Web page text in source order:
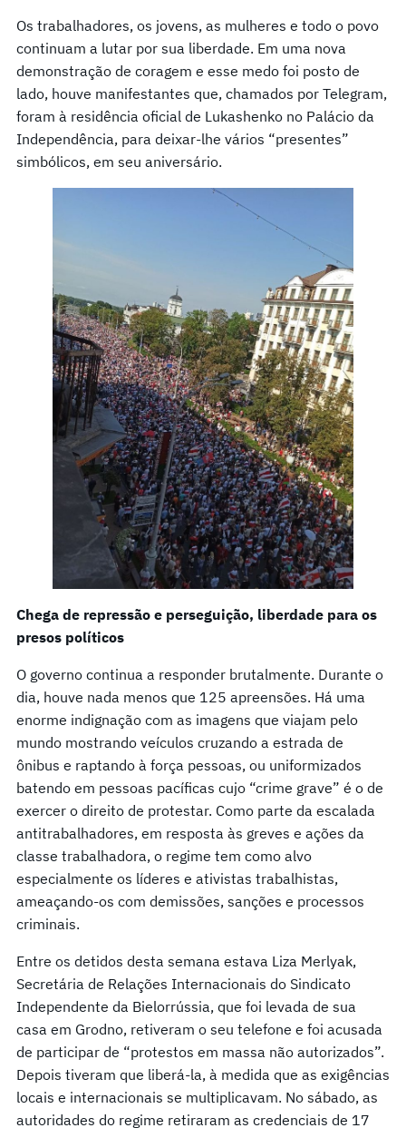
Os trabalhadores, os jovens, as mulheres e todo o povo
continuam a lutar por sua liberdade. Em uma nova
demonstração de coragem e esse medo foi posto de
lado, houve manifestantes que, chamados por Telegram,
foram à residência oficial de Lukashenko no Palácio da
Independência, para deixar-lhe vários “presentes”
simbólicos, em seu aniversário.
Chega de repressão e perseguição, liberdade para os
presos políticos
O governo continua a responder brutalmente. Durante o
dia, houve nada menos que 125 apreensões. Há uma
enorme indignação com as imagens que viajam pelo
mundo mostrando veículos cruzando a estrada de
ônibus e raptando à força pessoas, ou uniformizados
batendo em pessoas pacíficas cujo “crime grave” é o de
exercer o direito de protestar. Como parte da escalada
antitrabalhadores, em resposta às greves e ações da
classe trabalhadora, o regime tem como alvo
especialmente os líderes e ativistas trabalhistas,
ameaçando-os com demissões, sanções e processos
criminais.
Entre os detidos desta semana estava Liza Merlyak,
Secretária de Relações Internacionais do Sindicato
Independente da Bielorrússia, que foi levada de sua
casa em Grodno, retiveram o seu telefone e foi acusada
de participar de “protestos em massa não autorizados”.
Depois tiveram que liberá-la, à medida que as exigências
locais e internacionais se multiplicavam. No sábado, as
autoridades do regime retiraram as credenciais de 17